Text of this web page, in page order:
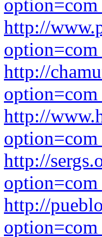
http://
http://
http://
http://
http://